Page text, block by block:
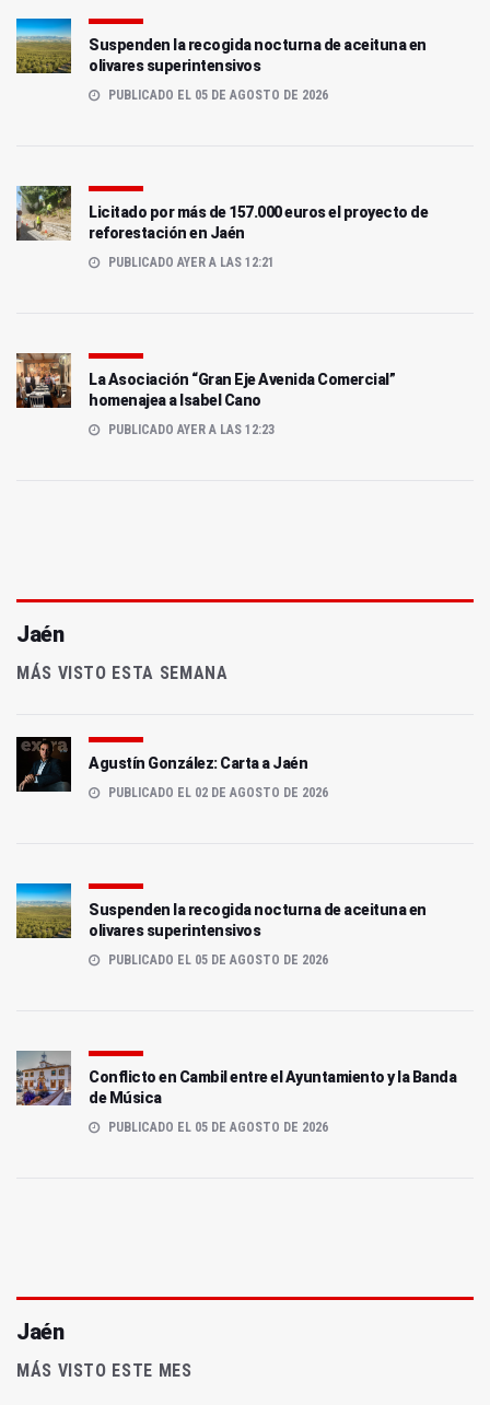
Suspenden la recogida nocturna de aceituna en
olivares superintensivos
PUBLICADO EL 05 DE AGOSTO DE 2026
Licitado por más de 157.000 euros el proyecto de
reforestación en Jaén
PUBLICADO AYER A LAS 12:21
La Asociación “Gran Eje Avenida Comercial”
homenajea a Isabel Cano
PUBLICADO AYER A LAS 12:23
Jaén
MÁS VISTO ESTA SEMANA
Agustín González: Carta a Jaén
PUBLICADO EL 02 DE AGOSTO DE 2026
Suspenden la recogida nocturna de aceituna en
olivares superintensivos
PUBLICADO EL 05 DE AGOSTO DE 2026
Conflicto en Cambil entre el Ayuntamiento y la Banda
de Música
PUBLICADO EL 05 DE AGOSTO DE 2026
Jaén
MÁS VISTO ESTE MES